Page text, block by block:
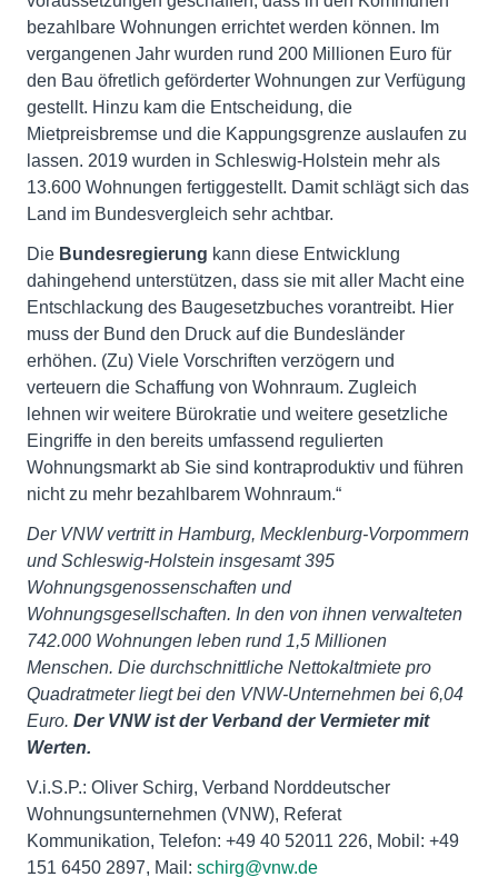
bezahlbare Wohnungen errichtet werden können. Im
vergangenen Jahr wurden rund 200 Millionen Euro für
den Bau öfretlich geförderter Wohnungen zur Verfügung
gestellt. Hinzu kam die Entscheidung, die
Mietpreisbremse und die Kappungsgrenze auslaufen zu
lassen. 2019 wurden in Schleswig-Holstein mehr als
13.600 Wohnungen fertiggestellt. Damit schlägt sich das
Land im Bundesvergleich sehr achtbar.
Die Bundesregierung kann diese Entwicklung
dahingehend unterstützen, dass sie mit aller Macht eine
Entschlackung des Baugesetzbuches vorantreibt. Hier
muss der Bund den Druck auf die Bundesländer
erhöhen. (Zu) Viele Vorschriften verzögern und
verteuern die Schaffung von Wohnraum. Zugleich
lehnen wir weitere Bürokratie und weitere gesetzliche
Eingriffe in den bereits umfassend regulierten
Wohnungsmarkt ab Sie sind kontraproduktiv und führen
nicht zu mehr bezahlbarem Wohnraum.“
Der VNW vertritt in Hamburg, Mecklenburg-Vorpommern
und Schleswig-Holstein insgesamt 395
Wohnungsgenossenschaften und
Wohnungsgesellschaften. In den von ihnen verwalteten
742.000 Wohnungen leben rund 1,5 Millionen
Menschen. Die durchschnittliche Nettokaltmiete pro
Quadratmeter liegt bei den VNW-Unternehmen bei 6,04
Euro. Der VNW ist der Verband der Vermieter mit
Werten.
V.i.S.P.: Oliver Schirg, Verband Norddeutscher
Wohnungsunternehmen (VNW), Referat
Kommunikation, Telefon: +49 40 52011 226, Mobil: +49
151 6450 2897, Mail: schirg@vnw.de